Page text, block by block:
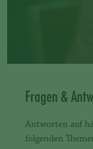
Fragen &
Antworten auf
folgenden